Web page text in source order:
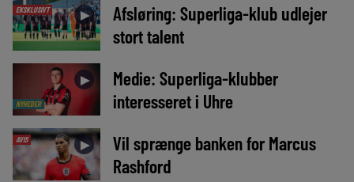
EKSKLUSIVT ►
Afsløring: Superliga-klub udlejer
stort talent
NYHEDER
►
Medie: Superliga-klubber
interesseret i Uhre
AVIS ►
Vil sprænge banken for Marcus
Rashford